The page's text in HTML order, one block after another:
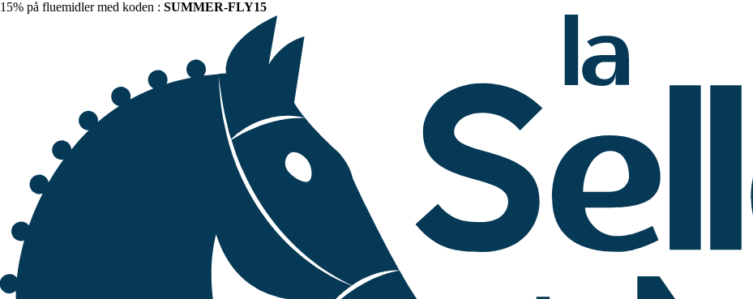
15% på fluemidler med koden : SUMMER-FLY15